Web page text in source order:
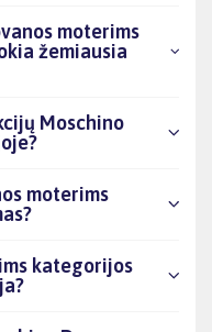
moterims
žemiausia
Moschino
moterims
kategorijos